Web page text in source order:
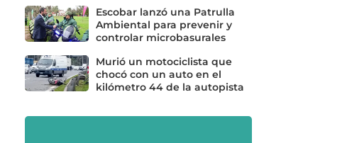
Escobar lanzó una Patrulla
Ambiental para prevenir y
controlar microbasurales
Murió un motociclista que
chocó con un auto en el
kilómetro 44 de la autopista